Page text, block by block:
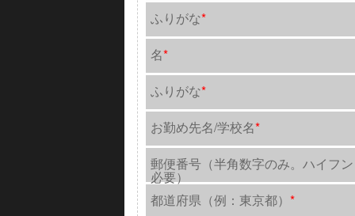
ふりがな*
名*
ふりがな*
お勤め先名/学校名*
郵便番号（半角数字のみ。ハイフン
必要）
都道府県（例：東京都） *